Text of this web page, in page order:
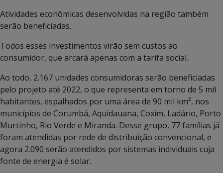
Atividades econômicas desenvolvidas na região também
serão beneficiadas.
Todos esses investimentos virão sem custos ao
consumidor, que arcará apenas com a tarifa social.
Ao todo, 2.167 unidades consumidoras serão beneficiadas
pelo projeto até 2022, o que representa em torno de 5 mil
habitantes, espalhados por uma área de 90 mil km², nos
municípios de Corumbá, Aquidauana, Coxim, Ladário, Porto
Murtinho, Rio Verde e Miranda. Desse grupo, 77 famílias já
foram atendidas por rede de distribuição convencional, e
agora 2.090 serão atendidos por sistemas individuais cuja
fonte de energia é solar.